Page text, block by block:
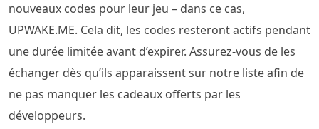
nouveaux codes pour leur jeu – dans ce cas,
UPWAKE.ME. Cela dit, les codes resteront actifs pendant
une durée limitée avant d’expirer. Assurez-vous de les
échanger dès qu’ils apparaissent sur notre liste afin de
ne pas manquer les cadeaux offerts par les
développeurs.